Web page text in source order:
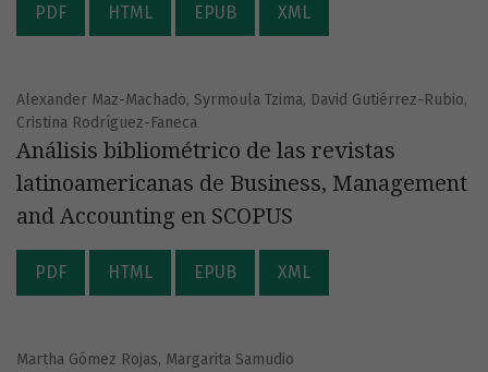
PDF HTML EPUB XML
Alexander Maz-Machado, Syrmoula Tzima, David Gutiérrez-Rubio,
Cristina Rodríguez-Faneca
Análisis bibliométrico de las revistas
latinoamericanas de Business, Management
and Accounting en SCOPUS
PDF HTML EPUB XML
Martha Gómez Rojas, Margarita Samudio